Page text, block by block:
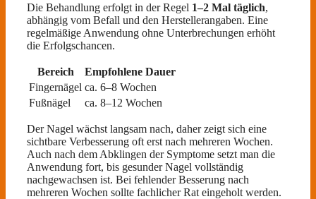
Die Behandlung erfolgt in der Regel 1–2 Mal täglich,
abhängig vom Befall und den Herstellerangaben. Eine
regelmäßige Anwendung ohne Unterbrechungen erhöht
die Erfolgschancen.
Bereich
Empfohlene Dauer
Fingernägel ca. 6–8 Wochen
Fußnägel
ca. 8–12 Wochen
Der Nagel wächst langsam nach, daher zeigt sich eine
sichtbare Verbesserung oft erst nach mehreren Wochen.
Auch nach dem Abklingen der Symptome setzt man die
Anwendung fort, bis gesunder Nagel vollständig
nachgewachsen ist. Bei fehlender Besserung nach
mehreren Wochen sollte fachlicher Rat eingeholt werden.